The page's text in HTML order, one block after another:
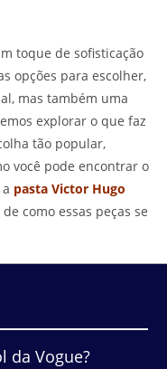
toque de sofisticação
opções para escolher,
mas também uma
explorar o que faz
tão popular,
você pode encontrar o
pasta Victor Hugo
como essas peças se
da Vogue?